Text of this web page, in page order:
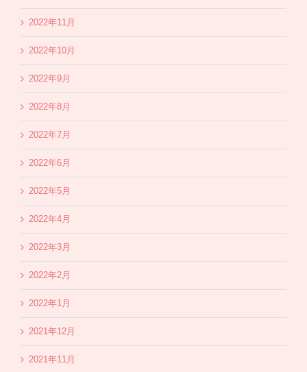
2022年11月
2022年10月
2022年9月
2022年8月
2022年7月
2022年6月
2022年5月
2022年4月
2022年3月
2022年2月
2022年1月
2021年12月
2021年11月